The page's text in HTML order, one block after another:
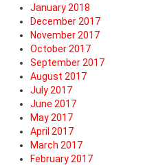
January 2018
December 2017
November 2017
October 2017
September 2017
August 2017
July 2017
June 2017
May 2017
April 2017
March 2017
February 2017